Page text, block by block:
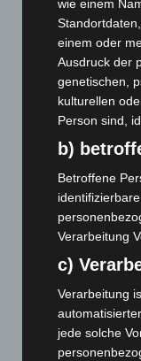
Celle: Mensch
5. August 2026
Gasleitung bei
beschädigt
Anklage nach
3. August 2026
Hannover: Polizei
2. August 2026
Hannover Klassik
Maschpark
2. August 2026
wie einem
einem oder
Ausdruck der
genetischen,
kulturellen
Person sind,
b)
Betroffene
Verarbeitung
c)
Verarbeitung
jede solche